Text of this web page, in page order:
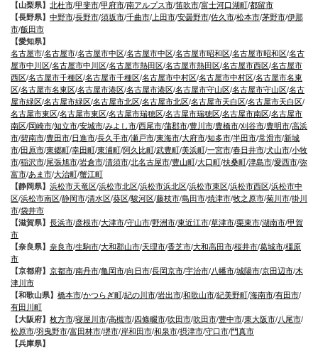
【山梨県】 北杜市/甲斐市/甲府市/南アルプス市/笛吹市/富士河口湖町/都留市
【長野県】 中野市/長野市/須坂市/千曲市/ 上田市/安曇野市/佐久市/松本市/茅野市/伊那
市/飯田市
【愛知県】
名古屋市/名古屋市/名古屋市中区/名古屋市中区/名古屋市昭和区/名古屋市昭和区/名古
屋市中川区/名古屋市中川区/名古屋市熱田区/名古屋市熱田区/名古屋市西区/名古屋市
西区/名古屋市千種区/名古屋市千種区/名古屋市中村区/名古屋市中村区/名古屋市名東
区/名古屋市名東区/名古屋市港区/名古屋市港区/名古屋市守山区/名古屋市守山区/名古
屋市緑区/名古屋市緑区/名古屋市北区/名古屋市北区/名古屋市天白区/名古屋市天白区/
名古屋市東区/名古屋市東区/名古屋市瑞穂区/名古屋市瑞穂区/名古屋市南区/名古屋市
南区/岡崎市/知立市/安城市/みよし市/西尾市/蒲郡市/豊川市/豊橋市/刈谷市/豊明市/高浜
市/碧南市/豊田市/日進市/長久手市/瀬戸市/東海市/大府市/知多市/半田市/常滑市/新城
市/田原市/東郷町/幸田町/東浦町/阿久比町/武豊町/美浜町/一宮市/春日井市/犬山市/小牧
市/稲沢市/尾張旭市/岩倉市/清須市/北名古屋市/豊山町/大口町/扶桑町/津島市/愛西市/弥
富市/あま市/大治町/蟹江町
【静岡県】 浜松市天竜区/浜松市北区/浜松市浜北区/浜松市東区/浜松市西区/浜松市中
区/浜松市南区/静岡市/清水区/葵区/駿河区/藤枝市/島田市/焼津市/牧之原市/菊川市/掛川
市/袋井市
【滋賀県】 長浜市/彦根市/大津市/守山市/野洲市/東近江市/草津市/栗東市/湖南市/甲賀
市
【奈良県】 奈良市/生駒市/大和郡山市/天理市/香芝市/大和高田市/桜井市/葛城市/橿原
市
【京都府】 京都市/南丹市/亀岡市/向日市/長岡京市/宇治市/八幡市/城陽市/京田辺市/木
津川市
【和歌山県】 橋本市/かつらぎ町/紀の川市/岩出市/和歌山市/紀美野町/海南市/有田市/
有田川町
【大阪府】 枚方市/寝屋川市/高槻市/四條畷市/吹田市/吹田市/豊中市/東大阪市/八尾市/
松原市/羽曳野市/富田林市/堺市/岸和田市/和泉市/摂津市/守口市/門真市
【兵庫県】